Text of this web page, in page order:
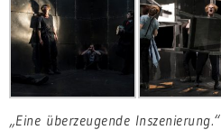
„Eine überzeugende Inszenierung.“